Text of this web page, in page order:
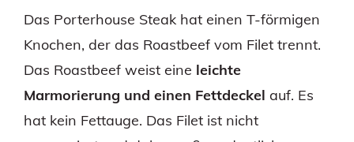
Das Porterhouse Steak hat einen T-förmigen
Knochen, der das Roastbeef vom Filet trennt.
Das Roastbeef weist eine leichte
Marmorierung und einen Fettdeckel auf. Es
hat kein Fettauge. Das Filet ist nicht